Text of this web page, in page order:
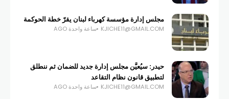
مجلس إدارة مؤسسة كهرباء لبنان يقرّ خطة الحوكمة
KJICHE11@GMAIL.COM ساعة واحدة AGO
حيدر: سيُعيَّن مجلس إدارة جديد للضمان ثم ننطلق
لتطبيق قانون نظام التقاعد
KJICHE11@GMAIL.COM ساعة واحدة AGO